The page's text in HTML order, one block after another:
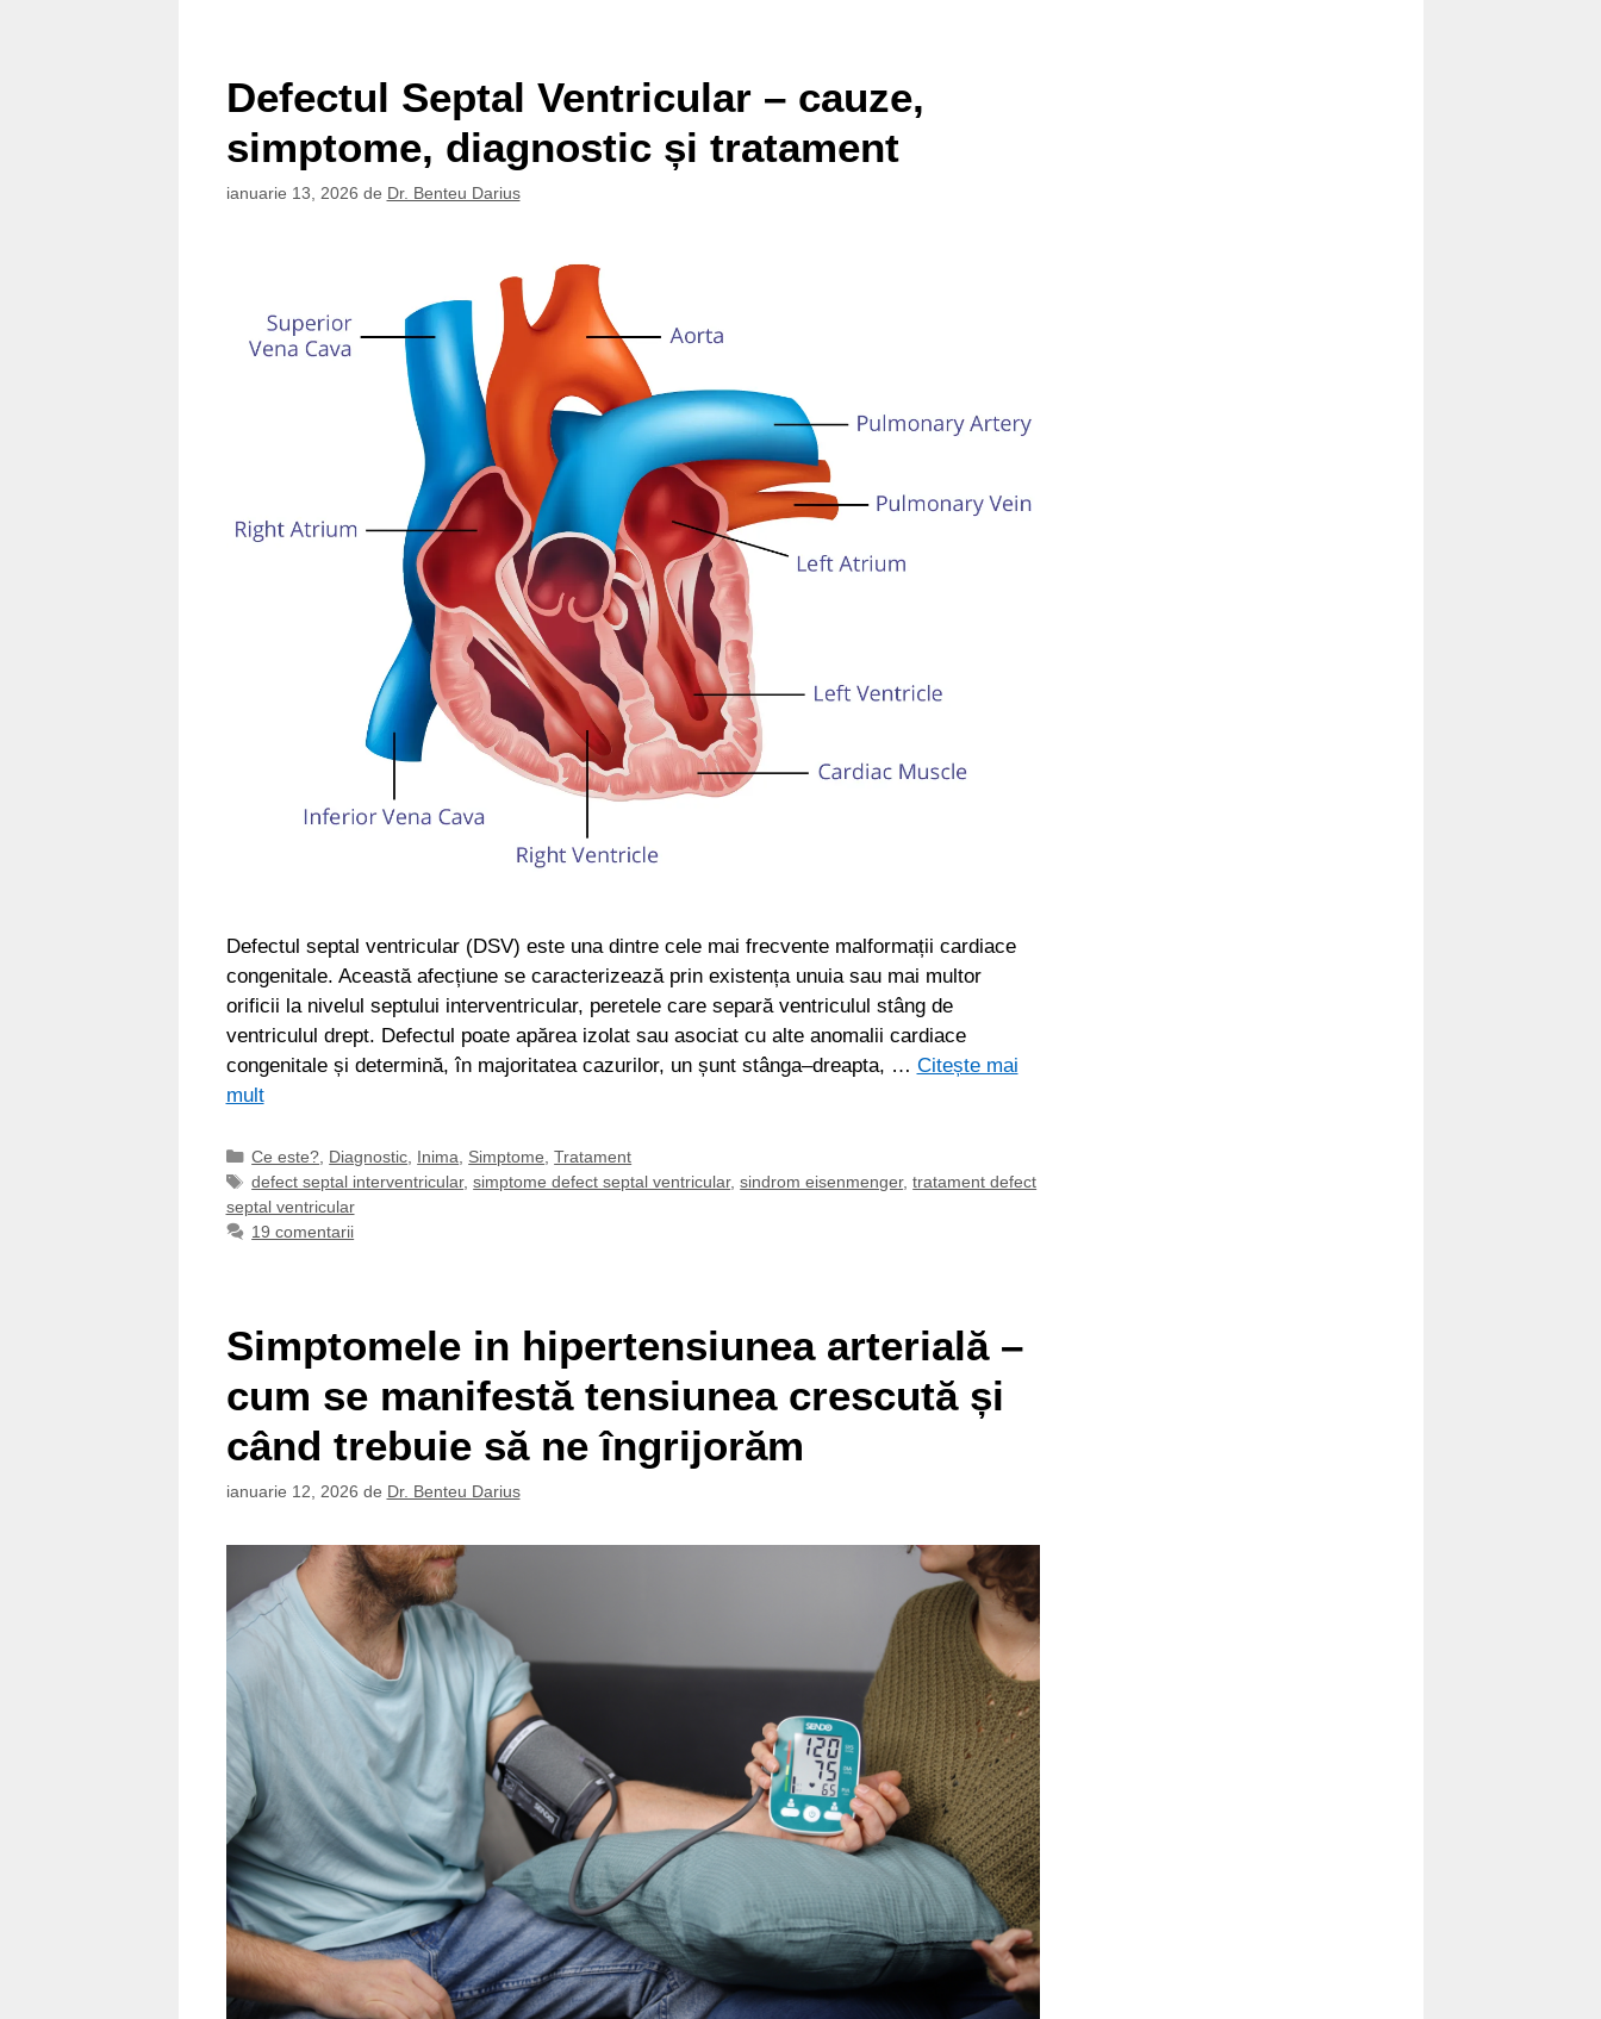
Defectul Septal Ventricular – cauze,
simptome, diagnostic și tratament
ianuarie 13, 2026 de Dr. Benteu Darius
Defectul septal ventricular (DSV) este una dintre cele mai frecvente malformații cardiace
congenitale. Această afecțiune se caracterizează prin existența unuia sau mai multor
orificii la nivelul septului interventricular, peretele care separă ventriculul stâng de
ventriculul drept. Defectul poate apărea izolat sau asociat cu alte anomalii cardiace
congenitale și determină, în majoritatea cazurilor, un șunt stânga–dreapta, … Citește mai
mult
Categorii
Ce este? Diagnostic Inima Simptome ,Tratament
Etichete
defect septal interventricular,simptome defect septal ventricular,sindrom eisenmenger,tratament defect
septal ventricular
19 comentarii
Simptomele in hipertensiunea arterială –
cum se manifestă tensiunea crescută și
când trebuie să ne îngrijorăm
ianuarie 12, 2026 de Dr. Benteu Darius